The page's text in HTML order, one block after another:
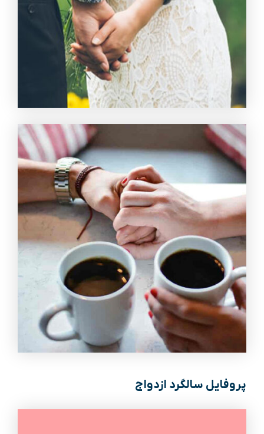
پروفایل سالگرد ازدواج